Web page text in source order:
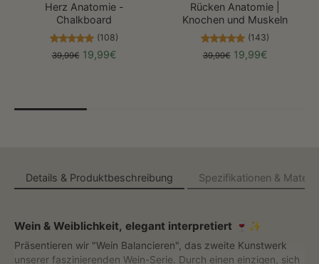
Herz Anatomie -
Chalkboard
(108)
39,99€ 19,99€
Rücken Anatomie |
Knochen und Muskeln
(143)
39,99€ 19,99€
Details & Produktbeschreibung Spezifikationen &
Wein & Weiblichkeit, elegant interpretiert 🍷✨
Präsentieren wir "Wein Balancieren", das zweite Kunstwerk
unserer faszinierenden Wein-Serie. Durch einen einzigen, sich